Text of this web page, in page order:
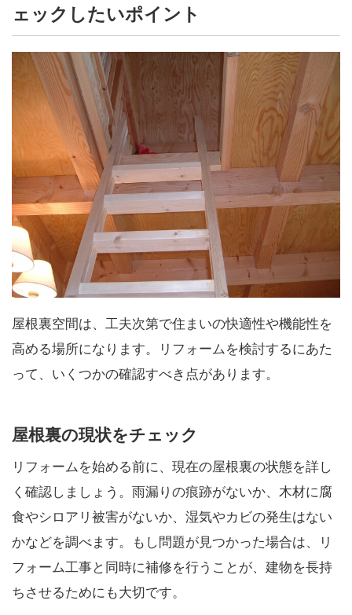
ェックしたいポイント
屋根裏空間は、工夫次第で住まいの快適性や機能性を
高める場所になります。リフォームを検討するにあた
って、いくつかの確認すべき点があります。
屋根裏の現状をチェック
リフォームを始める前に、現在の屋根裏の状態を詳し
く確認しましょう。雨漏りの痕跡がないか、木材に腐
食やシロアリ被害がないか、湿気やカビの発生はない
かなどを調べます。もし問題が見つかった場合は、リ
フォーム工事と同時に補修を行うことが、建物を長持
ちさせるためにも大切です。